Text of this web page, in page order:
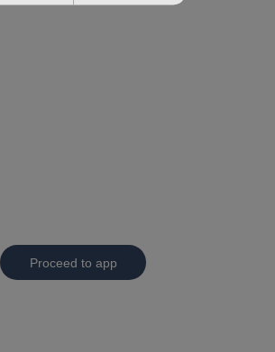
Proceed to app